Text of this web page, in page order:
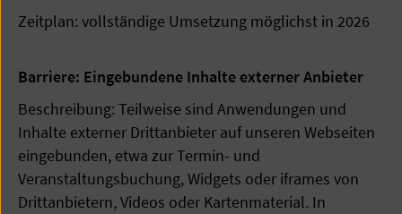
Zeitplan: vollständige Umsetzung möglichst in 2026
Barriere: Eingebundene Inhalte externer Anbieter
Beschreibung: Teilweise sind Anwendungen und
Inhalte externer Drittanbieter auf unseren Webseiten
eingebunden, etwa zur Termin- und
Veranstaltungsbuchung, Widgets oder iframes von
Drittanbietern, Videos oder Kartenmaterial. In